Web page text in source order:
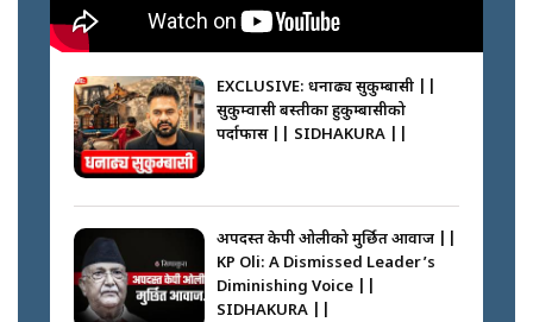
||
फेरि स्वर्गनर्कको यात्रामा ओली–प्रचण्ड ||
कस्तो छ नागढुङ्गा सुरुङमार्ग ? ||
SIDHAKURA ||
घरबाट निस्किएर आफ्नै घरमा आगो
लगाउन जानेलाई रोकौँः रवि लामिछाने ||
SIDHAKURA ||
|| PM BALEN ADDRESS ||
SIDHAKURA ||
EXCLUSIVE: धनाढ्य सुकुम्बासी ||
सुकुम्वासी बस्तीका हुकुम्बासीको
पर्दाफास || SIDHAKURA ||
अपदस्त केपी ओलीको मुर्छित आवाज ||
KP Oli: A Dismissed Leader’s
Diminishing Voice ||
SIDHAKURA ||